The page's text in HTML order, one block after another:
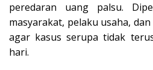
peredaran uang palsu.
masyarakat, pelaku usaha,
agar kasus serupa tidak
hari.